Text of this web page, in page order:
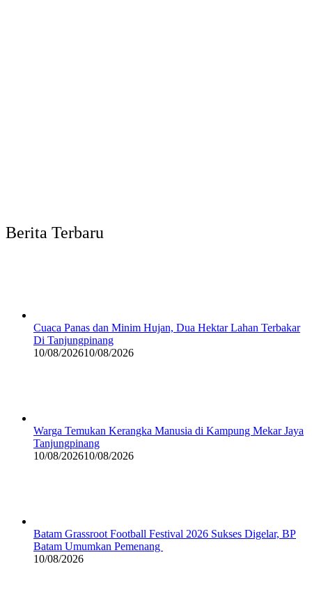
Berita Terbaru
Cuaca Panas dan Minim Hujan, Dua Hektar Lahan Terbakar
Di Tanjungpinang
10/08/202610/08/2026
Warga Temukan Kerangka Manusia di Kampung Mekar Jaya
Tanjungpinang
10/08/202610/08/2026
Batam Grassroot Football Festival 2026 Sukses Digelar, BP
Batam Umumkan Pemenang
10/08/2026